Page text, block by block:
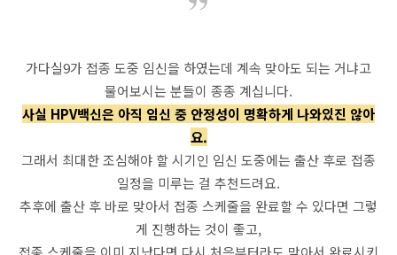
가다실9가 접종 도중 임신을 하였는데 계속 맞아도 되는 거냐고
물어보시는 분들이 종종 계십니다.
사실 HPV백신은 아직 임신 중 안정성이 명확하게 나와있진 않아
요.
그래서 최대한 조심해야 할 시기인 임신 도중에는 출산 후로 접종
일정을 미루는 걸 추천드려요.
추후에 출산 후 바로 맞아서 접종 스케줄을 완료할 수 있다면 그렇
게 진행하는 것이 좋고,